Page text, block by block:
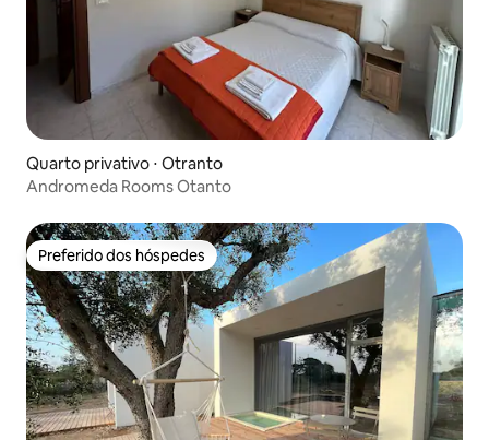
Quarto privativo ⋅ Otranto
Andromeda Rooms Otanto
Preferido dos hóspedes
Preferido dos hóspedes